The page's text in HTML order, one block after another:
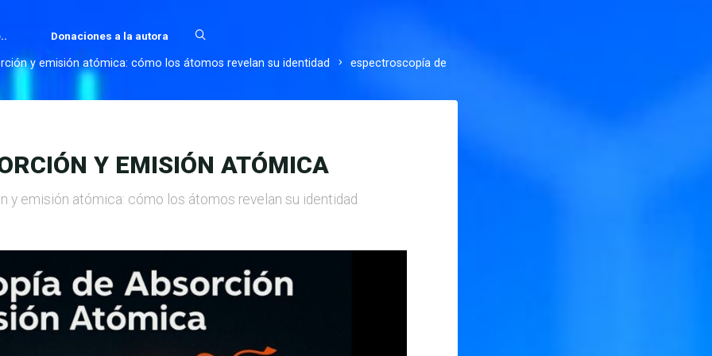
Donaciones a la autora
y emisión atómica: cómo los átomos revelan su identidad
espectroscopía de
Y EMISIÓN ATÓMICA
y emisión atómica: cómo los átomos revelan su identidad